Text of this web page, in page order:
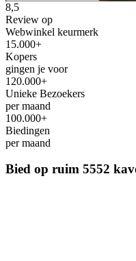
8,5
Review op
Webwinkel keurmerk
15.000+
Kopers
gingen je voor
120.000+
Unieke Bezoekers
per maand
100.000+
Biedingen
per maand
Bied op ruim 5552